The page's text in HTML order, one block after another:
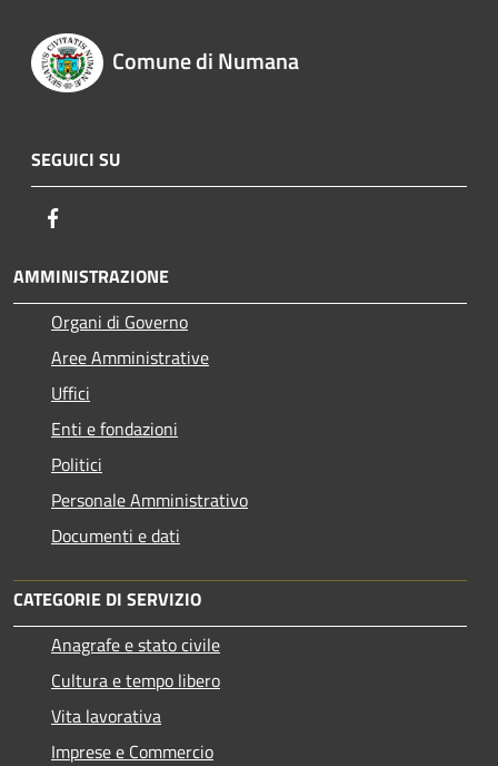
Comune di Numana
SEGUICI SU
AMMINISTRAZIONE
Organi di Governo
Aree Amministrative
Uffici
Enti e fondazioni
Politici
Personale Amministrativo
Documenti e dati
CATEGORIE DI SERVIZIO
Anagrafe e stato civile
Cultura e tempo libero
Vita lavorativa
Imprese e Commercio